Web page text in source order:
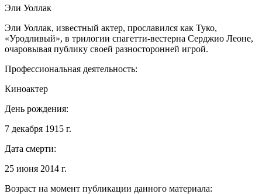
Эли Уоллак
Эли Уоллак, известный актер, прославился как Туко,
«Уродливый», в трилогии спагетти-вестерна Серджио Леоне,
очаровывая публику своей разносторонней игрой.
Профессиональная деятельность:
Киноактер
День рождения:
7 декабря 1915 г.
Дата смерти:
25 июня 2014 г.
Возраст на момент публикации данного материала: